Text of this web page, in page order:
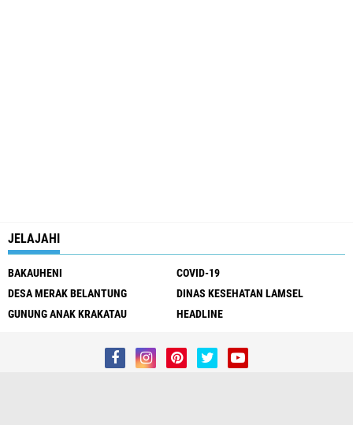
JELAJAHI
BAKAUHENI
COVID-19
DESA MERAK BELANTUNG
DINAS KESEHATAN LAMSEL
GUNUNG ANAK KRAKATAU
HEADLINE